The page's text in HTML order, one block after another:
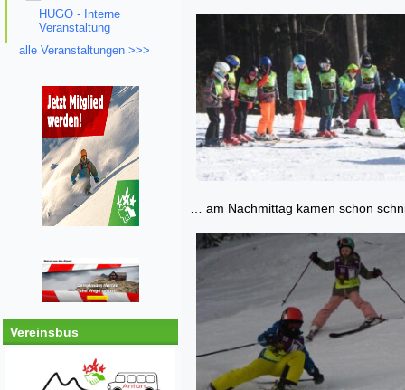
HUGO - Interne
Veranstaltung
alle Veranstaltungen >>>
Vereinsbus
… am Nachmittag kamen schon